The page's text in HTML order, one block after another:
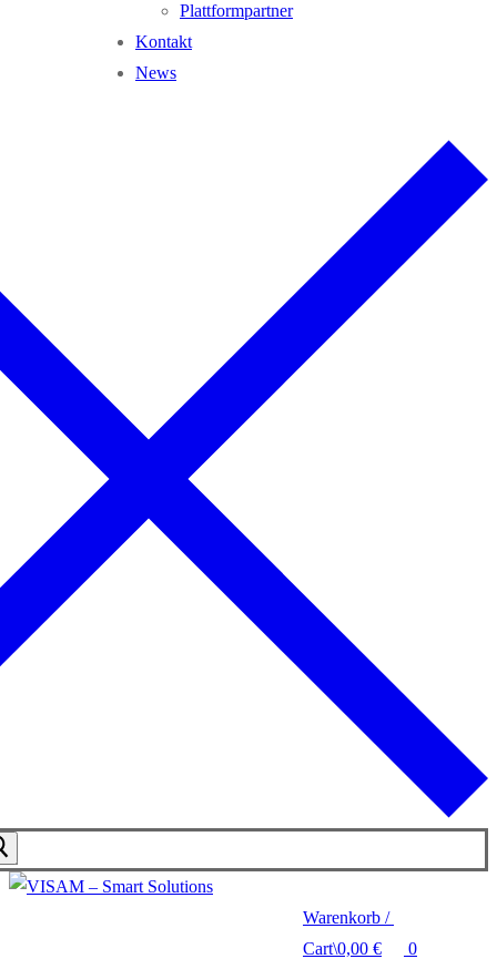
Plattformpartner
Kontakt
News
Warenkorb /
Cart\0,00 € 0